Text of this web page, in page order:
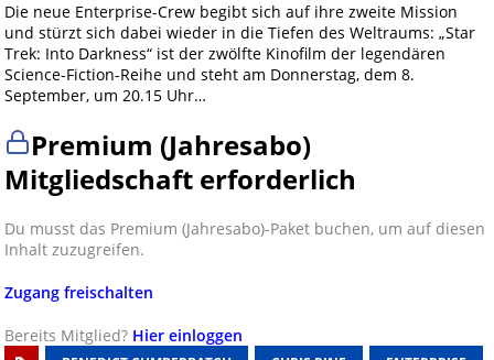
Die neue Enterprise-Crew begibt sich auf ihre zweite Mission
und stürzt sich dabei wieder in die Tiefen des Weltraums: „Star
Trek: Into Darkness“ ist der zwölfte Kinofilm der legendären
Science-Fiction-Reihe und steht am Donnerstag, dem 8.
September, um 20.15 Uhr…
Premium (Jahresabo)
Mitgliedschaft erforderlich
Du musst das Premium (Jahresabo)-Paket buchen, um auf diesen
Inhalt zuzugreifen.
Zugang freischalten
Bereits Mitglied? Hier einloggen